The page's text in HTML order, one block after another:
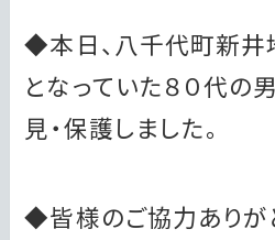
◆本日、八千代町新井
となっていた８０代の
見・保護しました。
◆皆様のご協力ありが